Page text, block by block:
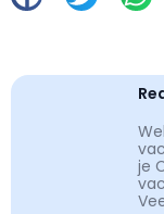
je